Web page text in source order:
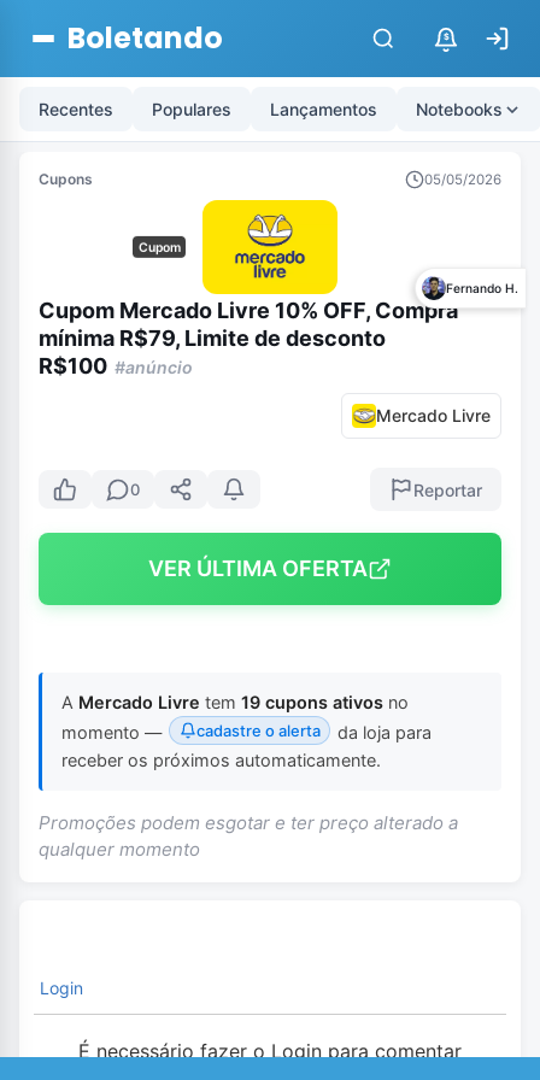
Boletando $
Recentes Populares Lançamentos Notebooks
Cupons 05/05/2026
Cupom
Fernando H.
Cupom Mercado Livre 10% OFF, Compra
mínima R$79, Limite de desconto
R$100 #anúncio
Mercado Livre
0 Reportar
VER ÚLTIMA OFERTA
A Mercado Livre tem 19 cupons ativos no
momento —
cadastre o alerta
da loja para
receber os próximos automaticamente.
Promoções podem esgotar e ter preço alterado a
qualquer momento
Login
É necessário fazer o Login para comentar